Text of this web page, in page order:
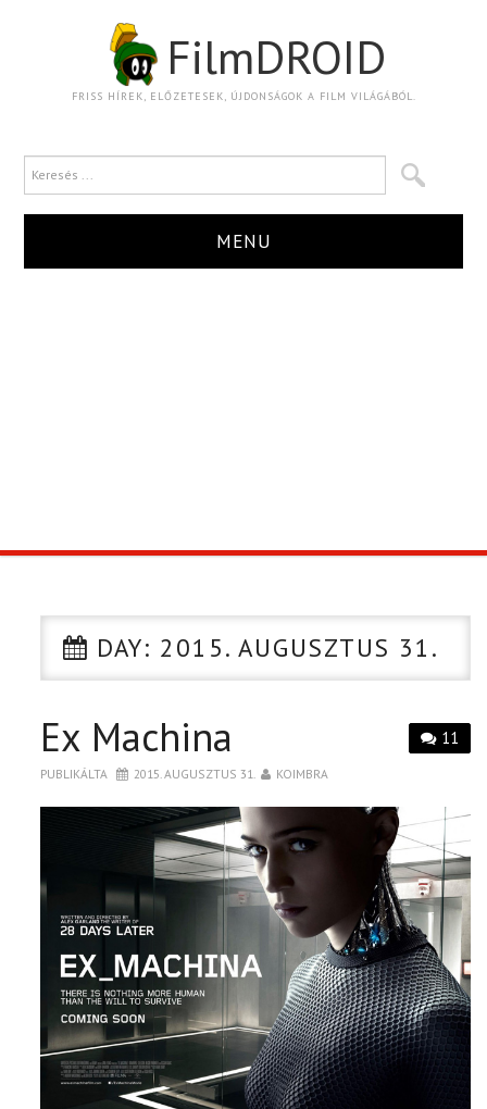
FilmDROID
FRISS HÍREK, ELŐZETESEK, ÚJDONSÁGOK A FILM VILÁGÁBÓL.
MENU
CIKK
PÓLÓ RENDELÉS
DAY: 2015. AUGUSZTUS 31.
11
Ex Machina
PUBLIKÁLTA 2015. AUGUSZTUS 31. KOIMBRA